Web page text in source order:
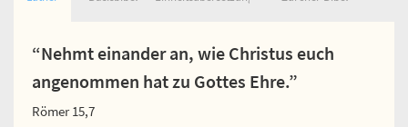
“Nehmt einander an, wie Christus euch
angenommen hat zu Gottes Ehre.”
Römer 15,7